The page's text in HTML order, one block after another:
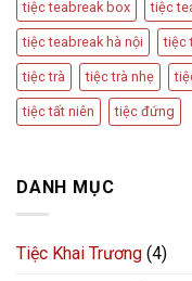
tiệc teabreak box tiệc
tiệc teabreak hà nội tiệc
tiệc trà tiệc trà nhẹ
tiệc tất niên tiệc đứng
DANH MỤC
Tiệc Khai Trương (4)